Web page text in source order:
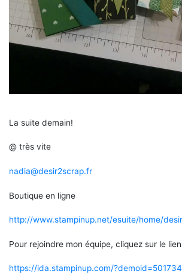
La suite demain!
@ très vite
nadia@desir2scrap.fr
Boutique en ligne
http://www.stampinup.net/esuite/home/
Pour rejoindre mon équipe, cliquez sur le
https://ida.stampinup.com/